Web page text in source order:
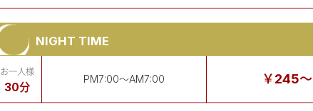
NIGHT TIME
お一人様
30分
PM7:00～AM7:00 ￥245～